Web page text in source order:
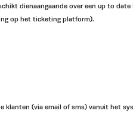
dienaangaande over een up to date
op het ticketing platform).
klanten (via email of sms) vanuit het